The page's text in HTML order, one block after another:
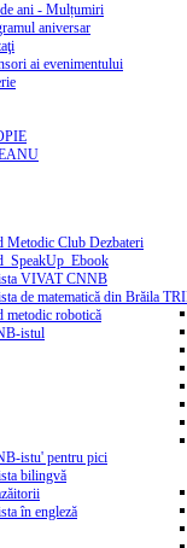
ani - Mulțumiri
aniversar
ai evenimentului
Metodic Club Dezbateri
VIVAT CNNB
de matematică din Brăila
metodic robotică
istul
istu' pentru pici
bilingvă
în engleză